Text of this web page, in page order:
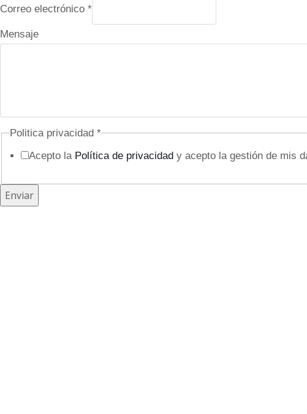
Correo electrónico *
e
i
c
Mensaje
Politica privacidad *
Acepto la Política de privacidady acepto la gestión de mis
Enviar